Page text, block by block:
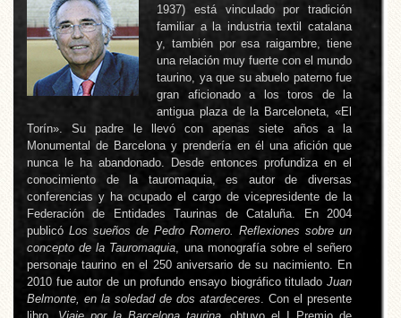
1937) está vinculado por tradición
familiar a la industria textil catalana
y, también por esa raigambre, tiene
una relación muy fuerte con el mundo
taurino, ya que su abuelo paterno fue
gran aficionado a los toros de la
antigua plaza de la Barceloneta, «El
Torín». Su padre le llevó con apenas siete años a la
Monumental de Barcelona y prendería en él una afición que
nunca le ha abandonado. Desde entonces profundiza en el
conocimiento de la tauromaquia, es autor de diversas
conferencias y ha ocupado el cargo de vicepresidente de la
Federación de Entidades Taurinas de Cataluña. En 2004
publicó Los sueños de Pedro Romero. Reflexiones sobre un
concepto de la Tauromaquia, una monografía sobre el señero
personaje taurino en el 250 aniversario de su nacimiento. En
2010 fue autor de un profundo ensayo biográfico titulado Juan
Belmonte, en la soledad de dos atardeceres. Con el presente